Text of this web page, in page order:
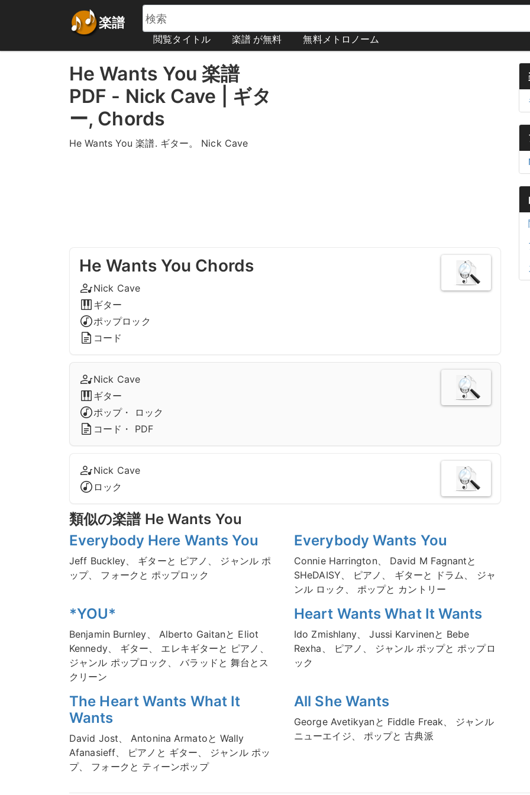
楽譜
閲覧タイトル 楽譜 が無料 無料メトロノーム
He Wants You 楽譜
PDF - Nick Cave | ギタ
ー, Chords
He Wants You 楽譜. ギター。 Nick Cave
He Wants You Chords
Nick Cave
ギター
ポップロック
コード
Nick Cave
ギター
ポップ・ ロック
コード・ PDF
Nick Cave
ロック
類似の楽譜 He Wants You
Everybody Here Wants You
Jeff Buckley、 ギターと ピアノ、 ジャンル ポ
ップ、 フォークと ポップロック
Everybody Wants You
Connie Harrington、 David M Fagnantと
SHeDAISY、 ピアノ、 ギターと ドラム、 ジャ
ンル ロック、 ポップと カントリー
*YOU*
Benjamin Burnley、 Alberto Gaitanと Eliot
Kennedy、 ギター、 エレキギターと ピアノ、
ジャンル ポップロック、 バラッドと 舞台とス
クリーン
Heart Wants What It Wants
Ido Zmishlany、 Jussi Karvinenと Bebe
Rexha、 ピアノ、 ジャンル ポップと ポップロ
ック
The Heart Wants What It
Wants
David Jost、 Antonina Armatoと Wally
Afanasieff、 ピアノと ギター、 ジャンル ポッ
プ、 フォークと ティーンポップ
All She Wants
George Avetikyanと Fiddle Freak、 ジャンル
ニューエイジ、 ポップと 古典派